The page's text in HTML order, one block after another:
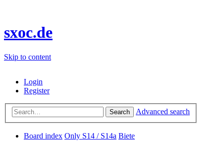
sxoc.de
Skip to content
Login
Register
Search Advanced search
Board index Only S14 / S14a Biete